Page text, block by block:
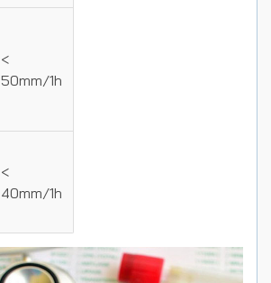
<
50mm/1h
<
40mm/1h